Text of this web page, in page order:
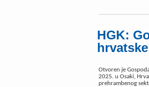
HGK:
Otvoren je
2025. u Osaki,
prehrambenog